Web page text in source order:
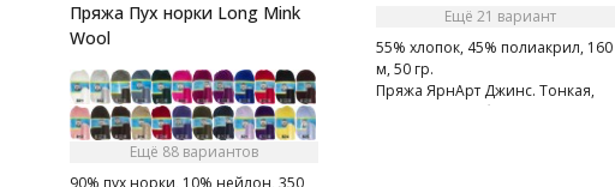
Пряжа Пух норки Long Mink
Wool
Ещё 88 вариантов
90% пух норки, 10% нейлон, 350
Ещё 21 вариант
55% хлопок, 45% полиакрил, 160
м, 50 гр.
Пряжа ЯрнАрт Джинс. Тонкая,
мягкая, слегка бархатистая нитка.